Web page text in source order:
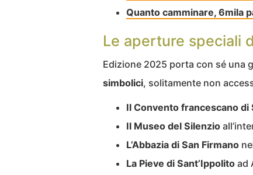
Quanto camminare, 6mila
Le aperture speciali
Edizione 2025 porta con sé una
simbolici, solitamente non
Il Convento francescano di
Il Museo del Silenzio
L’Abbazia di San Firmano
La Pieve di Sant’Ippolito ad